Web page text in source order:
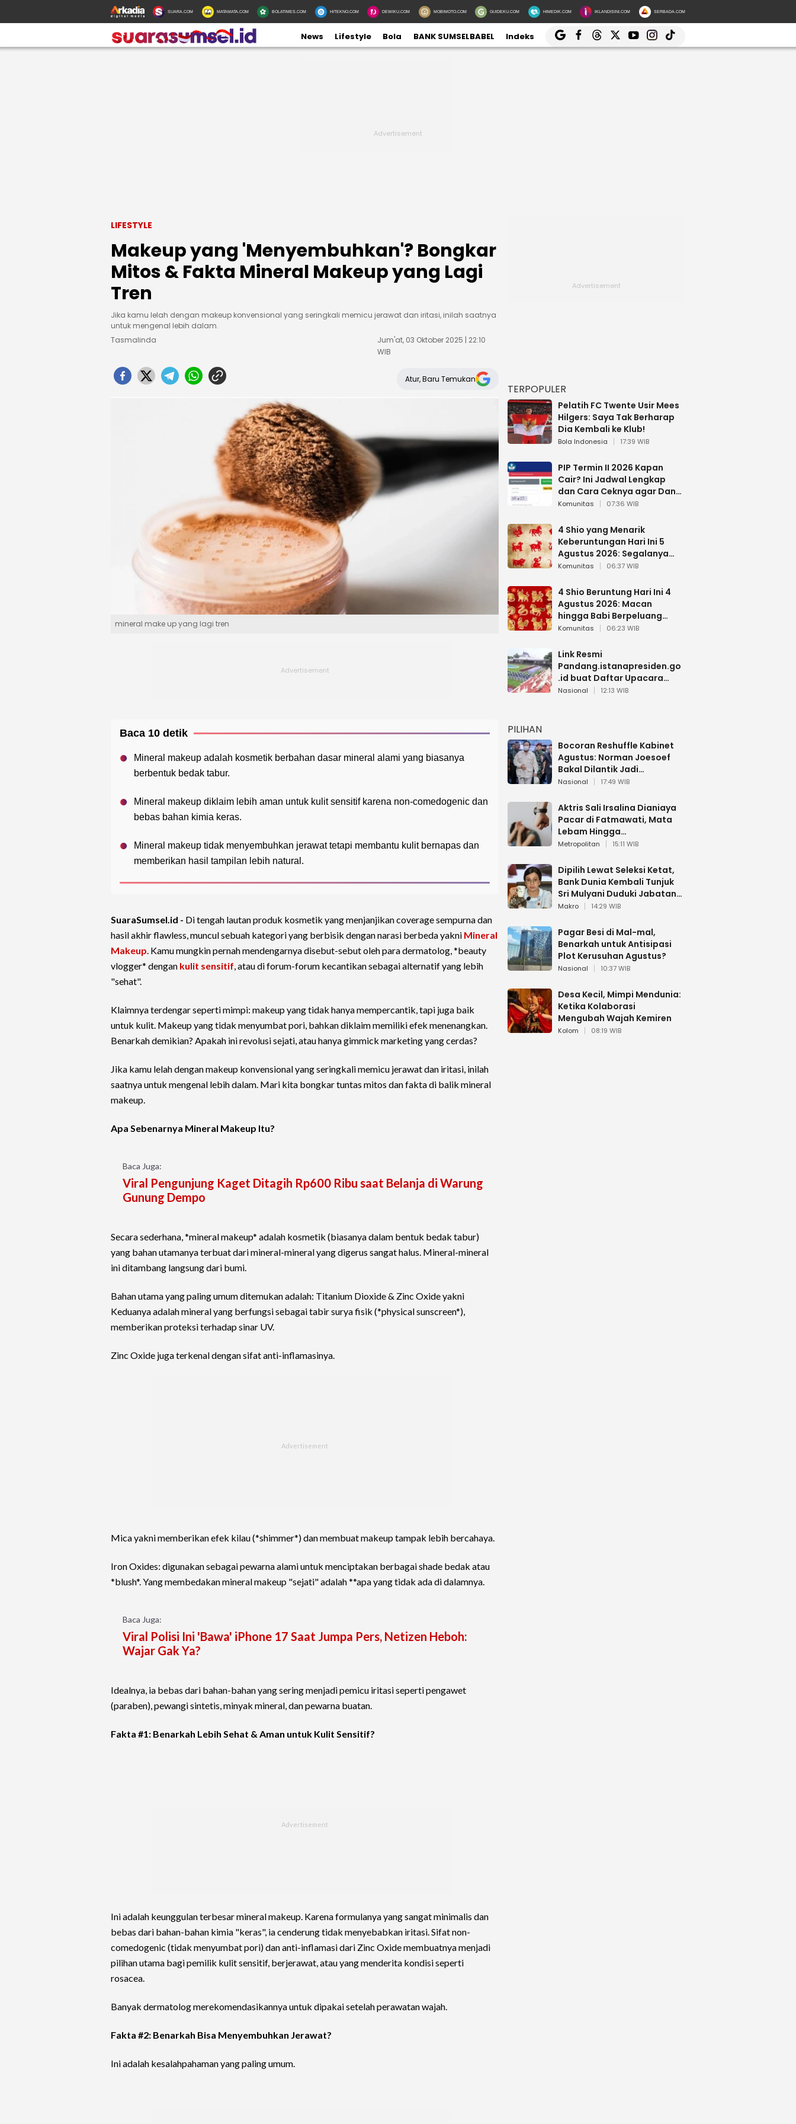
SUARA.COM MATAMATA.COM BOLATIMES.COM HITEKNO.COM DEWIKU.COM MOBIMOTO.COM GUIDEKU.COM HIMEDIK.COM IKLANDISINI.COM SERBADA.COM
News Lifestyle Bola BANK SUMSELBABEL Indeks
LIFESTYLE
Makeup yang 'Menyembuhkan'? Bongkar
Mitos & Fakta Mineral Makeup yang Lagi
Tren
Jika kamu lelah dengan makeup konvensional yang seringkali memicu jerawat dan iritasi, inilah saatnya
untuk mengenal lebih dalam.
Tasmalinda
Jum'at, 03 Oktober 2025 | 22:10
WIB
Atur, Baru Temukan
mineral make up yang lagi tren
Baca 10 detik
Mineral makeup adalah kosmetik berbahan dasar mineral alami yang biasanya
berbentuk bedak tabur.
Mineral makeup diklaim lebih aman untuk kulit sensitif karena non-comedogenic dan
bebas bahan kimia keras.
Mineral makeup tidak menyembuhkan jerawat tetapi membantu kulit bernapas dan
memberikan hasil tampilan lebih natural.
SuaraSumsel.id - Di tengah lautan produk kosmetik yang menjanjikan coverage sempurna dan
hasil akhir flawless, muncul sebuah kategori yang berbisik dengan narasi berbeda yakni Mineral
Makeup. Kamu mungkin pernah mendengarnya disebut-sebut oleh para dermatolog, *beauty
vlogger* dengan kulit sensitif, atau di forum-forum kecantikan sebagai alternatif yang lebih
"sehat".
Klaimnya terdengar seperti mimpi: makeup yang tidak hanya mempercantik, tapi juga baik
untuk kulit. Makeup yang tidak menyumbat pori, bahkan diklaim memiliki efek menenangkan.
Benarkah demikian? Apakah ini revolusi sejati, atau hanya gimmick marketing yang cerdas?
Jika kamu lelah dengan makeup konvensional yang seringkali memicu jerawat dan iritasi, inilah
saatnya untuk mengenal lebih dalam. Mari kita bongkar tuntas mitos dan fakta di balik mineral
makeup.
Apa Sebenarnya Mineral Makeup Itu?
Baca Juga:
Viral Pengunjung Kaget Ditagih Rp600 Ribu saat Belanja di Warung
Gunung Dempo
Secara sederhana, *mineral makeup* adalah kosmetik (biasanya dalam bentuk bedak tabur)
yang bahan utamanya terbuat dari mineral-mineral yang digerus sangat halus. Mineral-mineral
ini ditambang langsung dari bumi.
Bahan utama yang paling umum ditemukan adalah: Titanium Dioxide & Zinc Oxide yakni
Keduanya adalah mineral yang berfungsi sebagai tabir surya fisik (*physical sunscreen*),
memberikan proteksi terhadap sinar UV.
Zinc Oxide juga terkenal dengan sifat anti-inflamasinya.
Mica yakni memberikan efek kilau (*shimmer*) dan membuat makeup tampak lebih bercahaya.
Iron Oxides: digunakan sebagai pewarna alami untuk menciptakan berbagai shade bedak atau
*blush*. Yang membedakan mineral makeup "sejati" adalah **apa yang tidak ada di dalamnya.
Baca Juga:
Viral Polisi Ini 'Bawa' iPhone 17 Saat Jumpa Pers, Netizen Heboh:
Wajar Gak Ya?
Idealnya, ia bebas dari bahan-bahan yang sering menjadi pemicu iritasi seperti pengawet
(paraben), pewangi sintetis, minyak mineral, dan pewarna buatan.
Fakta #1: Benarkah Lebih Sehat & Aman untuk Kulit Sensitif?
Ini adalah keunggulan terbesar mineral makeup. Karena formulanya yang sangat minimalis dan
bebas dari bahan-bahan kimia "keras", ia cenderung tidak menyebabkan iritasi. Sifat non-
comedogenic (tidak menyumbat pori) dan anti-inflamasi dari Zinc Oxide membuatnya menjadi
pilihan utama bagi pemilik kulit sensitif, berjerawat, atau yang menderita kondisi seperti
rosacea.
Banyak dermatolog merekomendasikannya untuk dipakai setelah perawatan wajah.
Fakta #2: Benarkah Bisa Menyembuhkan Jerawat?
Ini adalah kesalahpahaman yang paling umum.
TERPOPULER
Pelatih FC Twente Usir Mees
Hilgers: Saya Tak Berharap
Dia Kembali ke Klub!
Bola Indonesia 17:39 WIB
PIP Termin II 2026 Kapan
Cair? Ini Jadwal Lengkap
dan Cara Ceknya agar Dana
Tidak Hangus!
Komunitas 07:36 WIB
4 Shio yang Menarik
Keberuntungan Hari Ini 5
Agustus 2026: Segalanya
Berjalan Lancar
Komunitas 06:37 WIB
4 Shio Beruntung Hari Ini 4
Agustus 2026: Macan
hingga Babi Berpeluang
Dapat Kabar Baik
Komunitas 06:23 WIB
Link Resmi
Pandang.istanapresiden.go
.id buat Daftar Upacara
Bendera HUT RI di Istana
Nasional 12:13 WIB
PILIHAN
Bocoran Reshuffle Kabinet
Agustus: Norman Joesoef
Bakal Dilantik Jadi
Wamenhan RI
Nasional 17:49 WIB
Aktris Sali Irsalina Dianiaya
Pacar di Fatmawati, Mata
Lebam Hingga
Diselamatkan Polantas
Metropolitan 15:11 WIB
Dipilih Lewat Seleksi Ketat,
Bank Dunia Kembali Tunjuk
Sri Mulyani Duduki Jabatan
Strategis
Makro 14:29 WIB
Pagar Besi di Mal-mal,
Benarkah untuk Antisipasi
Plot Kerusuhan Agustus?
Nasional 10:37 WIB
Desa Kecil, Mimpi Mendunia:
Ketika Kolaborasi
Mengubah Wajah Kemiren
Kolom 08:19 WIB